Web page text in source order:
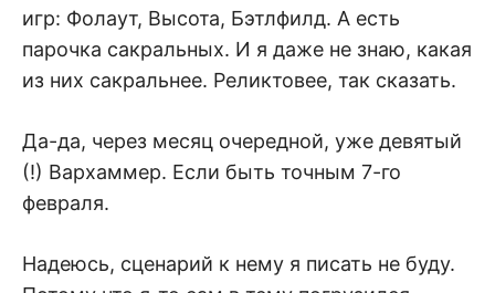
игр: Фолаут, Высота, Бэтлфилд. А есть
парочка сакральных. И я даже не знаю, какая
из них сакральнее. Реликтовее, так сказать.
Да-да, через месяц очередной, уже девятый
(!) Вархаммер. Если быть точным 7-го
февраля.
Надеюсь, сценарий к нему я писать не буду.